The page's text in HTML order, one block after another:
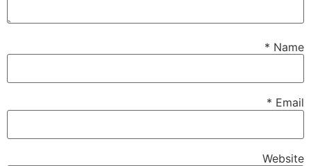
Name
*
Email
*
Website